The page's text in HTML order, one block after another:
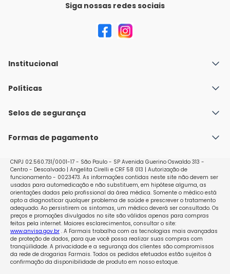
Siga nossas redes sociais
Institucional
Quem Somos
Nossas lojas
Políticas
Política de Envio
Políticas de Trocas e Devoluções
Selos de segurança
Formas de pagamento
CNPJ 02.560.731/0001-17 - São Paulo - SP Avenida Guerino Oswaldo 313 -
Centro - Descalvado | Angelita Cirelli e CRF 58 013 | Autorização de
funcionamento - 0023473. As informações contidas neste site não devem ser
usadas para automedicação e não substituem, em hipótese alguma, as
orientações dadas pelo profissional da área médica. Somente o médico está
apto a diagnosticar qualquer problema de saúde e prescrever o tratamento
adequado. Ao persistirem os sintomas, um médico deverá ser consultado. Os
preços e promoções divulgados no site são válidos apenas para compras
feitas pela internet. Maiores esclarecimentos, consultar o site:
www.anvisa.gov.br. A Farmais trabalha com as tecnologias mais avançadas
de proteção de dados, para que você possa realizar suas compras com
tranqüilidade. A privacidade e a segurança dos clientes são compromissos
da rede de drogarias Farmais. Todos os pedidos efetuados estão sujeitos à
confirmação da disponibilidade de produto em nosso estoque.